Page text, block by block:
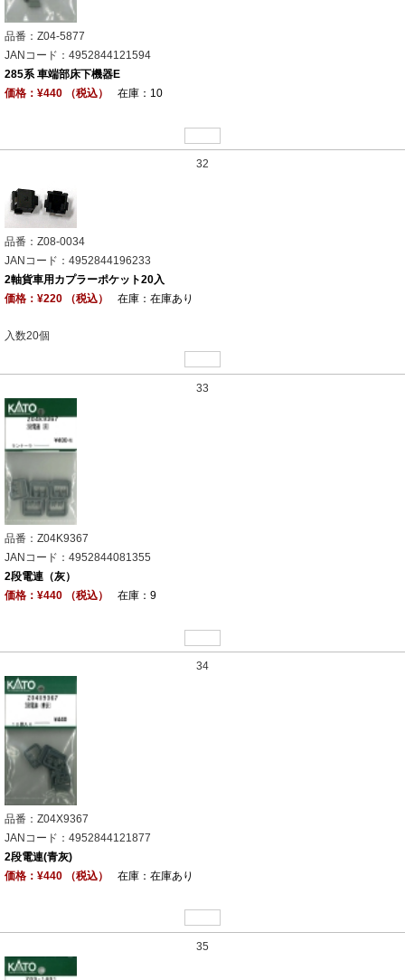
品番：Z04-5877
JANコード：4952844121594
285系 車端部床下機器E
価格：¥440 （税込）
在庫：10
32
品番：Z08-0034
JANコード：4952844196233
2軸貨車用カプラーポケット20入
価格：¥220 （税込）
在庫：在庫あり
入数20個
33
品番：Z04K9367
JANコード：4952844081355
2段電連（灰）
価格：¥440 （税込）
在庫：9
34
品番：Z04X9367
JANコード：4952844121877
2段電連(青灰)
価格：¥440 （税込）
在庫：在庫あり
35